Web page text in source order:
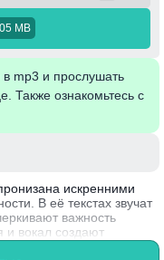
MB
в mp3 и прослушать
Также ознакомьтесь с
искренними
В её текстах звучат
важность
вокал создают
слушателю